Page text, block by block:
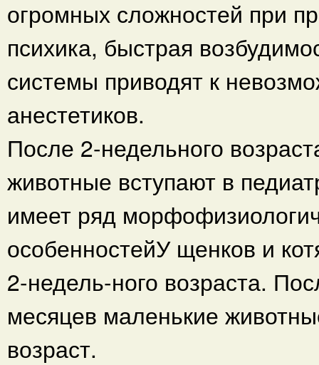
огромных сложностей при
психика, быстрая
системы приводят к
анестетиков.
После 2-недельного
животные вступают в
имеет ряд
особенностейУ щенков и
2-недель-ного возраста.
месяцев маленькие
возраст.